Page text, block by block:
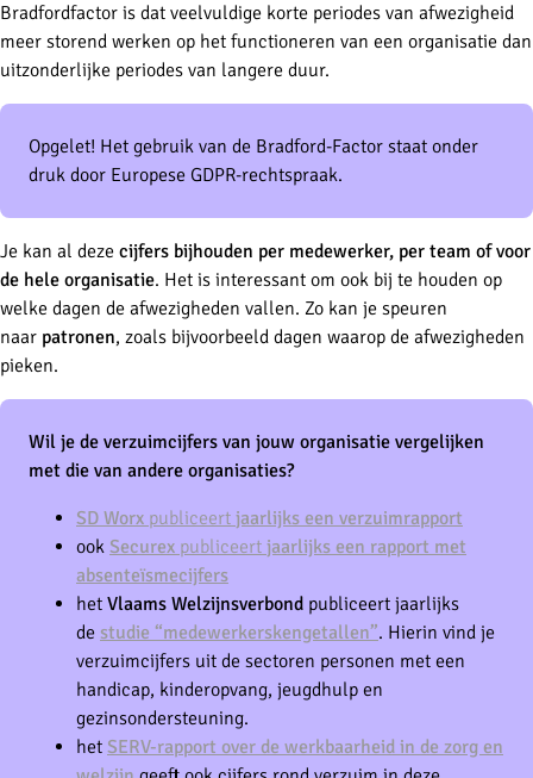
Bradfordfactor is dat veelvuldige korte periodes van afwezigheid
meer storend werken op het functioneren van een organisatie dan
uitzonderlijke periodes van langere duur.
Opgelet! Het gebruik van de Bradford-Factor staat onder
druk door Europese GDPR-rechtspraak.
Je kan al deze cijfers bijhouden per medewerker, per team of voor
de hele organisatie. Het is interessant om ook bij te houden op
welke dagen de afwezigheden vallen. Zo kan je speuren
naar patronen, zoals bijvoorbeeld dagen waarop de afwezigheden
pieken.
Wil je de verzuimcijfers van jouw organisatie vergelijken
met die van andere organisaties?
SD Worx publiceert jaarlijks een verzuimrapport
ook Securex publiceert jaarlijks een rapport met
absenteïsmecijfers
het Vlaams Welzijnsverbond publiceert jaarlijks
de studie “medewerkerskengetallen”. Hierin vind je
verzuimcijfers uit de sectoren personen met een
handicap, kinderopvang, jeugdhulp en
gezinsondersteuning.
het SERV-rapport over de werkbaarheid in de zorg en